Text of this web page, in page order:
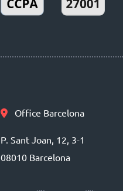
Office Barcelona
P. Sant Joan, 12, 3-1
08010 Barcelona